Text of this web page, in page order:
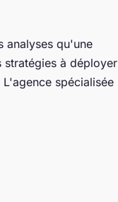
analyses qu'une
stratégies à déployer
spécialisée